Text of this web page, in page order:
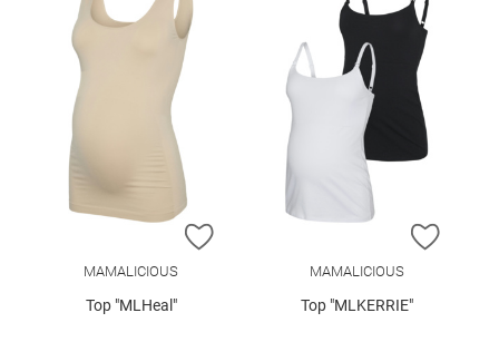
ZUR WUNSCHLISTE HINZUFÜGEN
MAMALICIOUS
Top "MLHeal"
ZUR
MAMALICIOUS
Top "MLKERRIE"